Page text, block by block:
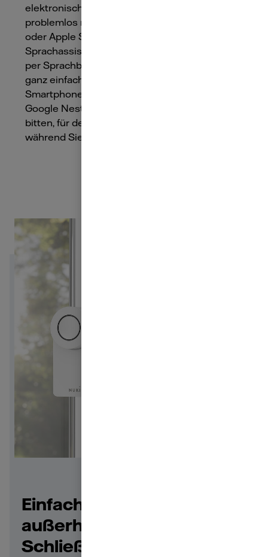
elektronische Türschlösser kommunizieren
problemlos mit Amazon Alexa, Google Home
oder Apple Siri. Mit intelligenten
Sprachassistenten öffnen Sie die Tür bequem
per Sprachbefehl. Das funktioniert unterwegs
ganz einfach über Smartwatch und
Smartphone. Zuhause können Sie auch Ihr
Google Nest Mini, Echo oder Apple HomePod
bitten, für den Besuch die Tür zu öffnen –
während Sie sitzen bleiben.
Einfache Montage
außerhalb von
Schließzylinder